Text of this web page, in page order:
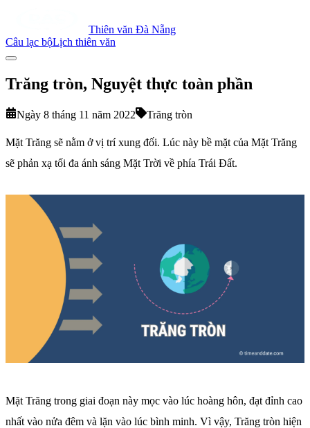
Thiên văn Đà Nẵng
Câu lạc bộLịch thiên văn
Trăng tròn, Nguyệt thực toàn phần
Ngày 8 tháng 11 năm 2022 Trăng tròn
Mặt Trăng sẽ nằm ở vị trí xung đối. Lúc này bề mặt của Mặt Trăng
sẽ phản xạ tối đa ánh sáng Mặt Trời về phía Trái Đất.
Mặt Trăng trong giai đoạn này mọc vào lúc hoàng hôn, đạt đỉnh cao
nhất vào nửa đêm và lặn vào lúc bình minh. Vì vậy, Trăng tròn hiện